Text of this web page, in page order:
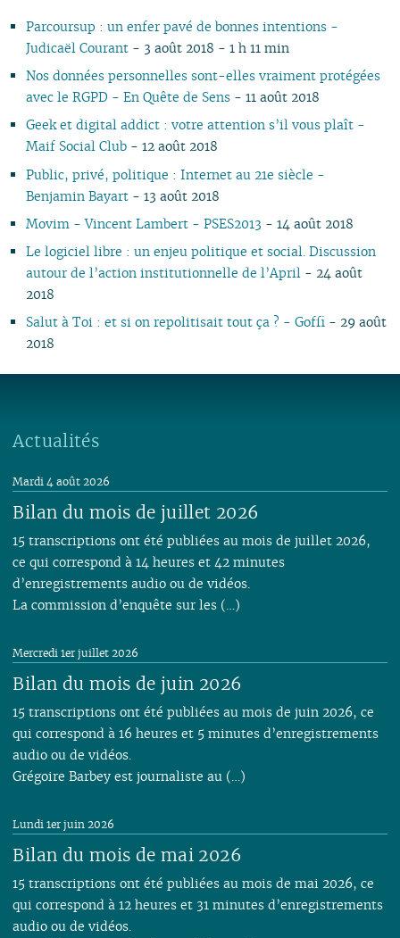
04
03
02
01
08
07
06
05
03
01
08
07
06
05
01
08
07
06
05
03
01
08
07
06
05
01
08
07
06
05
01
08
06
05
01
08
06
09
07
05
07
10
09
08
07
03
02
10
09
08
07
04
02
09
08
04
02
09
08
07
06
03
10
09
08
07
03
10
09
08
07
03
01
10
01
Parcoursup : un enfer pavé de bonnes intentions -
Judicaël Courant- 3 août 2018 - 1 h 11 min
Nos données personnelles sont-elles vraiment protégées
avec le RGPD - En Quête de Sens- 11 août 2018
Geek et digital addict : votre attention s’il vous plaît -
Maif Social Club- 12 août 2018
Public, privé, politique : Internet au 21e siècle -
Benjamin Bayart- 13 août 2018
Movim - Vincent Lambert - PSES2013 - 14 août 2018
Le logiciel libre : un enjeu politique et social. Discussion
autour de l’action institutionnelle de l’April- 24 août
2018
Salut à Toi : et si on repolitisait tout ça ? - Goffi- 29 août
2018
Actualités
Bilan du mois de juillet 2026
Mardi 4 août 2026
15 transcriptions ont été publiées au mois de juillet 2026,
ce qui correspond à 14 heures et 42 minutes
d’enregistrements audio ou de vidéos.
La commission d’enquête sur les (…)
Bilan du mois de juin 2026
Mercredi 1er juillet 2026
15 transcriptions ont été publiées au mois de juin 2026, ce
qui correspond à 16 heures et 5 minutes d’enregistrements
audio ou de vidéos.
Grégoire Barbey est journaliste au (…)
Bilan du mois de mai 2026
Lundi 1er juin 2026
15 transcriptions ont été publiées au mois de mai 2026, ce
qui correspond à 12 heures et 31 minutes d’enregistrements
audio ou de vidéos.